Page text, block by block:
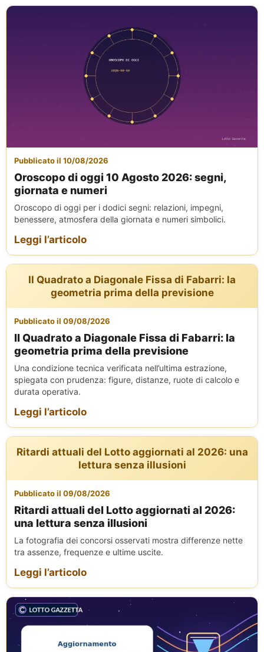
Pubblicato il 10/08/2026
Oroscopo di oggi 10 Agosto 2026: segni,
giornata e numeri
Oroscopo di oggi per i dodici segni: relazioni, impegni,
benessere, atmosfera della giornata e numeri simbolici.
Leggi l’articolo
Il Quadrato a Diagonale Fissa di Fabarri: la
geometria prima della previsione
Pubblicato il 09/08/2026
Il Quadrato a Diagonale Fissa di Fabarri: la
geometria prima della previsione
Una condizione tecnica verificata nell’ultima estrazione,
spiegata con prudenza: figure, distanze, ruote di calcolo e
durata operativa.
Leggi l’articolo
Ritardi attuali del Lotto aggiornati al 2026: una
lettura senza illusioni
Pubblicato il 09/08/2026
Ritardi attuali del Lotto aggiornati al 2026:
una lettura senza illusioni
La fotografia dei concorsi osservati mostra differenze nette
tra assenze, frequenze e ultime uscite.
Leggi l’articolo